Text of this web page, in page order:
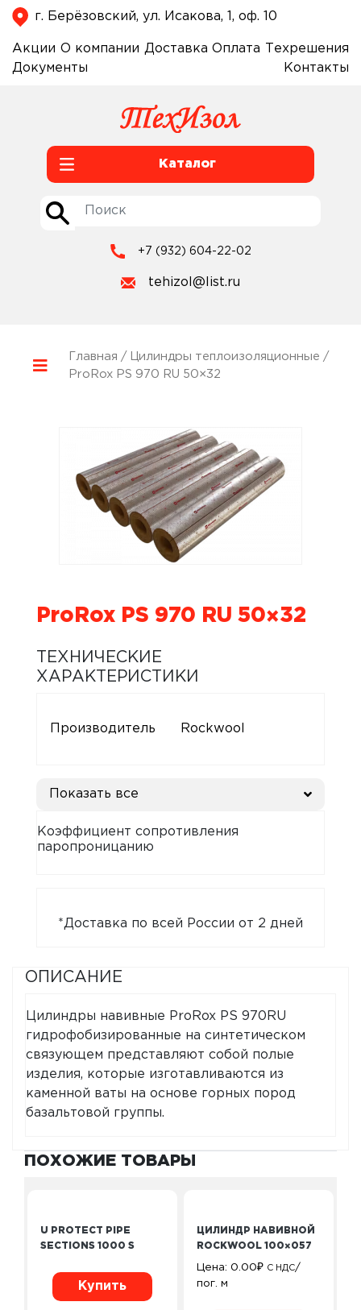
г. Берёзовский, ул. Исакова, 1, оф. 10
Акции О компании Доставка Оплата
Техрешения
Документы
Контакты
Каталог
+7 (932) 604-22-02
tehizol@list.ru
Главная / Цилиндры теплоизоляционные /
ProRox PS 970 RU 50×32
ProRox PS 970 RU 50×32
ТЕХНИЧЕСКИЕ
ХАРАКТЕРИСТИКИ
Производитель Rockwool
Показать все
Коэффициент сопротивления
паропроницанию
*Доставка по всей России от 2 дней
ОПИСАНИЕ
Цилиндры навивные ProRox PS 970RU
гидрофобизированные на синтетическом
связующем представляют собой полые
изделия, которые изготавливаются из
каменной ваты на основе горных пород
базальтовой группы.
ПОХОЖИЕ ТОВАРЫ
ЦИЛИНДР НАВИВНОЙ
ROCKWOOL 100×057
Цена: 0.00₽ С НДС/
пог. м